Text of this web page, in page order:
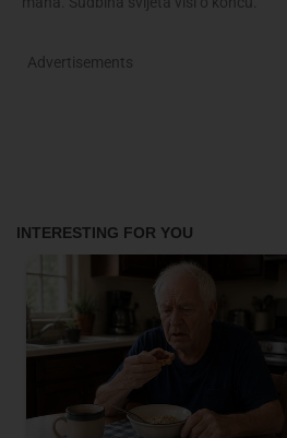
Advertisements